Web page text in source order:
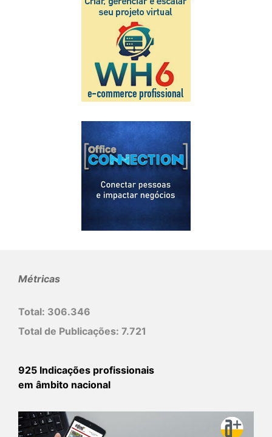
Métricas
Total: 306.346
Total de Publicações: 7.721
925 Indicações profissionais
em âmbito nacional